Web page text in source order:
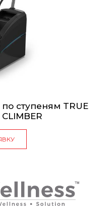
ступеням TRUE